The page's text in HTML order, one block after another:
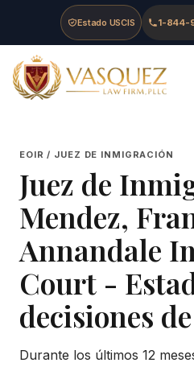
Skip to main content
Skip to navigation
Skip to footer
Estado USCIS 1-844-
Vasquez Law Firm - Home
EOIR / JUEZ DE INMIGRACIÓN
Juez de
Mendez,
Annandale
Court -
decisiones
Durante los últimos 12